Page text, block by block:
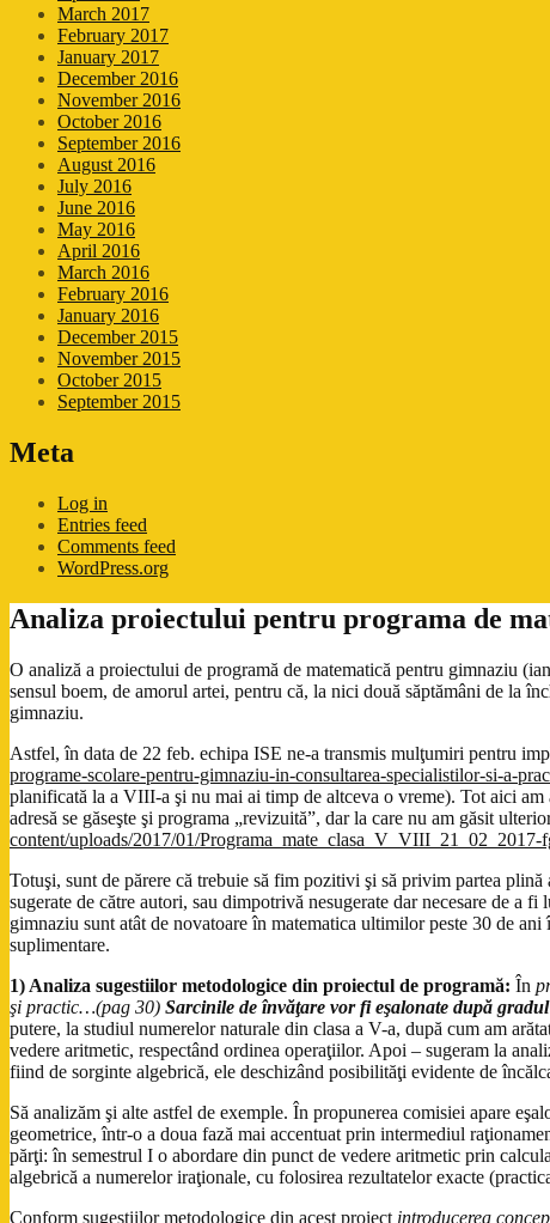
March 2017
February 2017
January 2017
December 2016
November 2016
October 2016
September 2016
August 2016
July 2016
June 2016
May 2016
April 2016
March 2016
February 2016
January 2016
December 2015
November 2015
October 2015
September 2015
Meta
Log in
Entries feed
Comments feed
WordPress.org
Analiza proiectului pentru programa de
O analiză a proiectului de programă de matematică pentru gimnaziu
sensul boem, de amorul artei, pentru că, la nici două săptămâni de la
gimnaziu.
Astfel, în data de 22 feb. echipa ISE ne-a transmis mulţumiri pentru
programe-scolare-pentru-gimnaziu-in-consultarea-specialistilor-si-a-
planificată la a VIII-a şi nu mai ai timp de altceva o vreme). Tot aici
adresă se găseşte şi programa „revizuită”, dar la care nu am găsit
content/uploads/2017/01/Programa_mate_clasa_V_VIII_21_02_2017-
Totuşi, sunt de părere că trebuie să fim pozitivi şi să privim partea
sugerate de către autori, sau dimpotrivă nesugerate dar necesare de a
gimnaziu sunt atât de novatoare în matematica ultimilor peste 30 de
suplimentare.
1) Analiza sugestiilor metodologice din proiectul de programă: În
şi practic…(pag 30) Sarcinile de învăţare vor fi eşalonate după
putere, la studiul numerelor naturale din clasa a V-a, după cum am
vedere aritmetic, respectând ordinea operaţiilor. Apoi – sugeram la
fiind de sorginte algebrică, ele deschizând posibilităţi evidente de
Să analizăm şi alte astfel de exemple. În propunerea comisiei apare
geometrice, într-o a doua fază mai accentuat prin intermediul
părţi: în semestrul I o abordare din punct de vedere aritmetic prin
algebrică a numerelor iraţionale, cu folosirea rezultatelor exacte
Conform sugestiilor metodologice din acest proiect introducerea